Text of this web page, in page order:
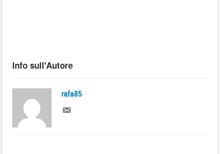
Info sull'Autore
rafa85